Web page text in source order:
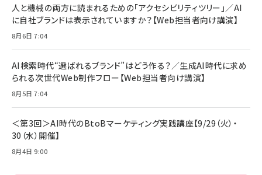
組織の成果を最大化する ルールのデザイン
￥1,980
Amazonランキングをもっと見る
技術基準適合】ブラック
￥5,990
ケーブル Anker絡まないケーブル 240W 結束バン
ド付き USB PD対応 シリコン素材採用 iPhone
17 / 16 / 15 / Galaxy iPad Pro MacBook
Pro/Air 各種対応 (1.8m ミッドナイトブラック)
￥1,890
サッポロ 生ビール 黒ラベル 350ml 缶 24本 ビー
ル ケース買い【6/30応募〆切! 黒ラベルビヤセラー
￥4,857
人と機械の両方に読まれるための「アクセシビリティツリー」／AI
に自社ブランドは表示されていますか？【Web担当者向け講演】
8月6日 7:04
AI検索時代“選ばれるブランド”はどう作る？／生成AI時代に求め
られる次世代Web制作フロー【Web担当者向け講演】
8月5日 7:04
＜第3回＞AI時代のBtoBマーケティング実践講座【9/29（火）・
30（水）開催】
8月4日 9:00